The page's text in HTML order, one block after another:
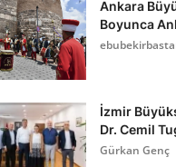
Ankara
Boyunca
İzmir
Dr. Cemil
Gürkan Genç